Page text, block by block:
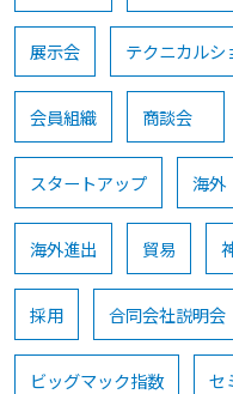
展示会 テクニカルシ
会員組織 商談会
スタートアップ 海外
海外進出 貿易
採用 合同会社説明会
ビッグマック指数 セ